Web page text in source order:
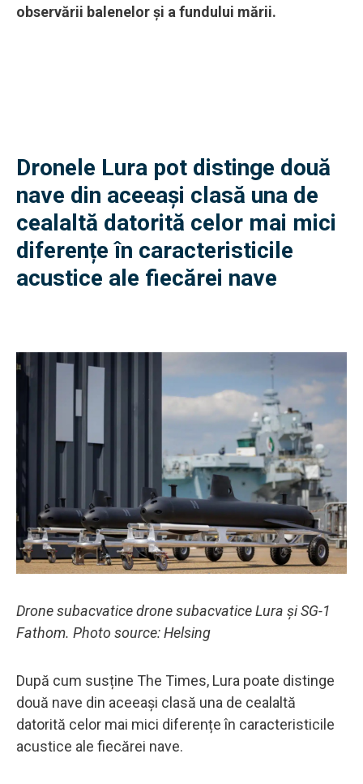
observării balenelor și a fundului mării.
Dronele Lura pot distinge două
nave din aceeași clasă una de
cealaltă datorită celor mai mici
diferențe în caracteristicile
acustice ale fiecărei nave
Drone subacvatice drone subacvatice Lura și SG-1
Fathom. Photo source: Helsing
După cum susține The Times, Lura poate distinge
două nave din aceeași clasă una de cealaltă
datorită celor mai mici diferențe în caracteristicile
acustice ale fiecărei nave.